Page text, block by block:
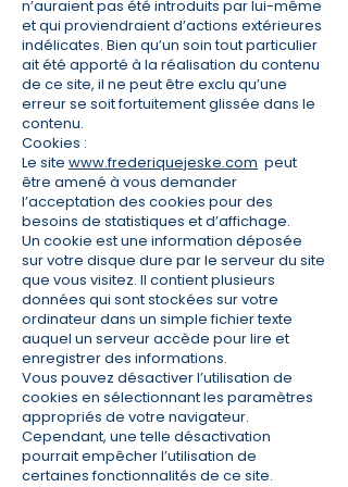
n’auraient pas été introduits par lui-même
et qui proviendraient d’actions extérieures
indélicates. Bien qu’un soin tout particulier
ait été apporté à la réalisation du contenu
de ce site, il ne peut être exclu qu’une
erreur se soit fortuitement glissée dans le
contenu.
Cookies :
​Le site www.frederiquejeske.com peut
être amené à vous demander
l’acceptation des cookies pour des
besoins de statistiques et d’affichage.
Un cookie est une information déposée
sur votre disque dure par le serveur du site
que vous visitez. Il contient plusieurs
données qui sont stockées sur votre
ordinateur dans un simple fichier texte
auquel un serveur accède pour lire et
enregistrer des informations.
Vous pouvez désactiver l’utilisation de
cookies en sélectionnant les paramètres
appropriés de votre navigateur.
Cependant, une telle désactivation
pourrait empêcher l’utilisation de
certaines fonctionnalités de ce site.